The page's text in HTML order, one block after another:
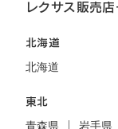
レクサス販売
北海道
北海道
東北
青森県 岩手県